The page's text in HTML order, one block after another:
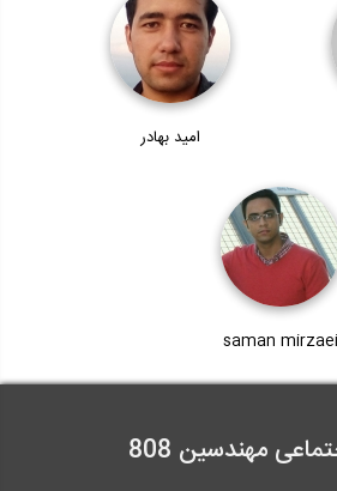
امید بهادر
saman mirzaei
مهندسین 808